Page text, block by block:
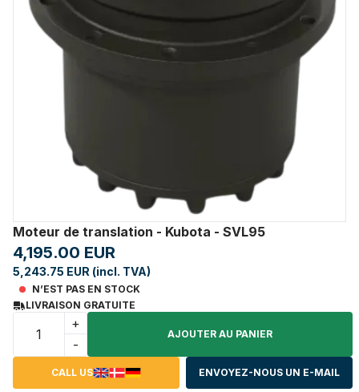
Moteur de translation - Kubota - SVL95
4,195.00 EUR
5,243.75 EUR (incl. TVA)
N’EST PAS EN STOCK
LIVRAISON GRATUITE
+
-
AJOUTER AU PANIER
CALL US ENVOYEZ-NOUS UN E-MAIL